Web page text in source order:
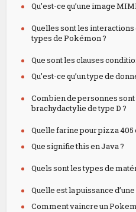
Qu’est-ce qu’une image
Quelles sont les
types de Pokémon ?
Que sont les clauses
Qu’est-ce qu’un type de
Combien de personnes
brachydactylie de type D ?
Quelle farine pour pizza 405
Que signifie this en Java ?
Quels sont les types de
Quelle est la puissance
Comment vaincre un